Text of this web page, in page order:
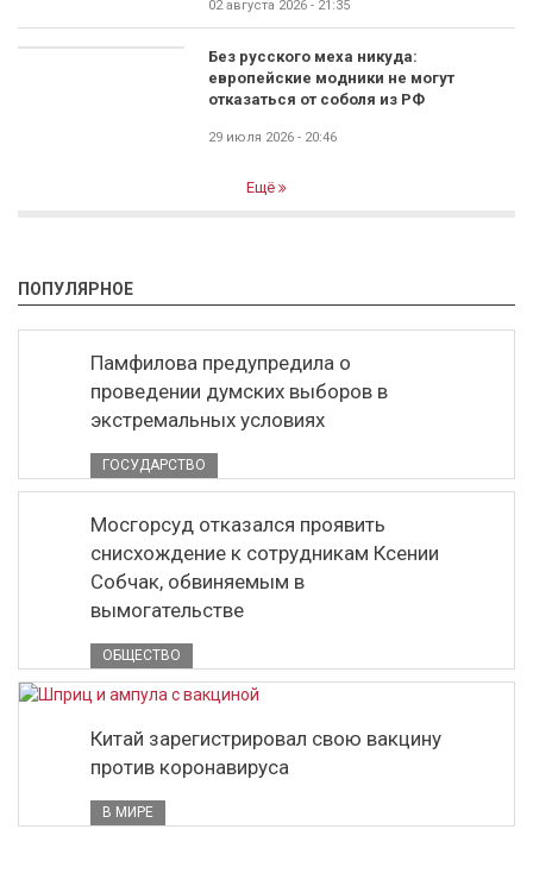
02 августа 2026 - 21:35
Без русского меха никуда:
европейские модники не могут
отказаться от соболя из РФ
29 июля 2026 - 20:46
Ещё
ПОПУЛЯРНОЕ
Памфилова предупредила о
проведении думских выборов в
экстремальных условиях
ГОСУДАРСТВО
Мосгорсуд отказался проявить
снисхождение к сотрудникам Ксении
Собчак, обвиняемым в
вымогательстве
ОБЩЕСТВО
Китай зарегистрировал свою вакцину
против коронавируса
В МИРЕ